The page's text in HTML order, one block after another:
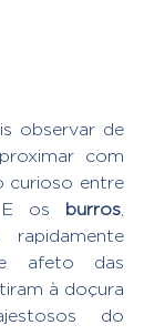
observar de
com
curioso entre
E os burros,
e afeto das
à doçura
do